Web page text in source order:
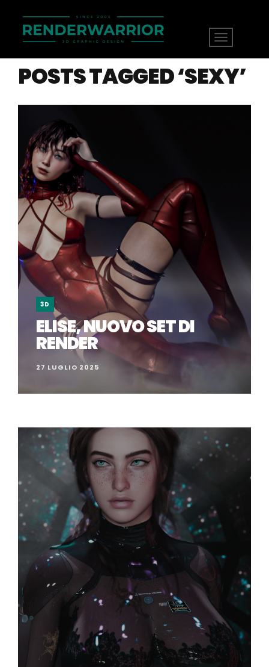
POSTS TAGGED ‘SEXY’
3D
ELISE, NUOVO SET DI
RENDER
27 LUGLIO 2025